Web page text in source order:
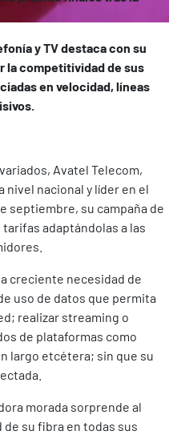
y TV destaca con su
la competitividad de sus
en velocidad, líneas
Avatel Telecom,
nacional y líder en el
septiembre, su campaña de
tarifas adaptándolas a las
creciente necesidad de
uso de datos que permita
realizar streaming o
de plataformas como
largo etcétera; sin que su
morada sorprende al
su fibra en todas sus